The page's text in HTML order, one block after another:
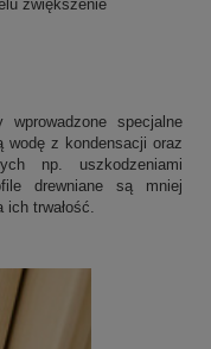
zwiększenie
specjalne
wodę z kondensacji oraz
np. uszkodzeniami
drewniane są mniej
ich trwałość.